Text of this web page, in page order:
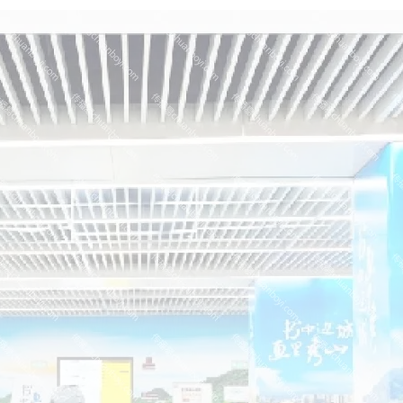
03:00:41
153****4020 联系了该媒体所在商家
05:19:34
150****6182
联系了该媒体所在商家
03:27:46 181****7631
联系了该媒体所在商家
03:18:49
173****0620
联系了该媒体所在商家
03:20:56
156****3374
联系了该媒体所在商家
03:42:33 158****0746 联系了该媒体所在商家
177****7961
联系了该媒体所在商家
04:12:36 181****8167 联系了该媒体所在商家
04:16:44 181****0078 联系了该媒体所在商家